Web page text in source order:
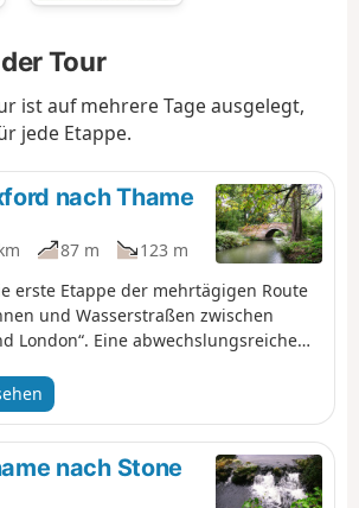
Tour
ist auf mehrere Tage ausgelegt,
jede Etappe.
nach Thame
87 m
123 m
erste Etappe der mehrtägigen Route
und Wasserstraßen zwischen
London“. Eine abwechslungsreiche
gepflegte Parkanlagen und einen
Golfplatz miteinander verbindet.
zählen das Waterperry
die Gärten, der erste Blick auf den
an der Bow Bridge sowie die Rycote
nach Stone